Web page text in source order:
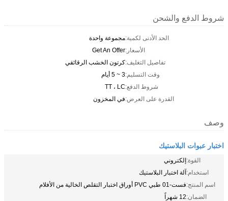
شروط الدفع والشحن
الحد الأدنى لكمية:مجموعة واحدة
الأسعار:Get An Offer
تفاصيل التغليف:كرتون الخشب الرقائقي
وقت التسليم:3 ~ 5 أيام
شروط الدفع:TT ، LC
القدرة على العرض:في المخزون
وصف
اختبار عبوات البلاستيك
القوة:إلكتروني
استخدام:آلة اختبار البلاستيك
اسم المنتج:فست-01 طبي PVC أوراق اختبار التقلص الخالية من الأفلام
الضمان:12 شهراً